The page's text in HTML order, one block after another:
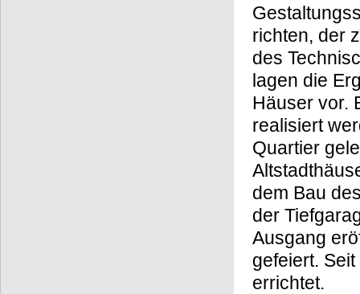
richten, der
des
lagen die
Häuser vor.
realisiert
Quartier
dem Bau
der
Ausgang
gefeiert.
errichtet.